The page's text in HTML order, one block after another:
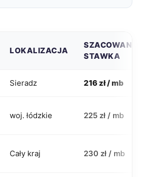
LOKALIZACJA
SZACOWANA
STAWKA
Sieradz 216 zł / mb
woj. łódzkie 225 zł / mb
Cały kraj 230 zł / mb